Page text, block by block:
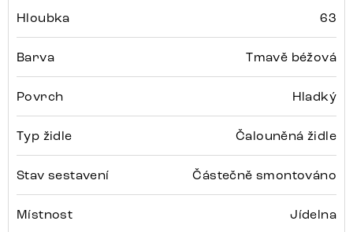
Hloubka 63
Barva Tmavě béžová
Povrch Hladký
Typ židle Čalouněná židle
Stav sestavení Částečně smontováno
Místnost Jídelna